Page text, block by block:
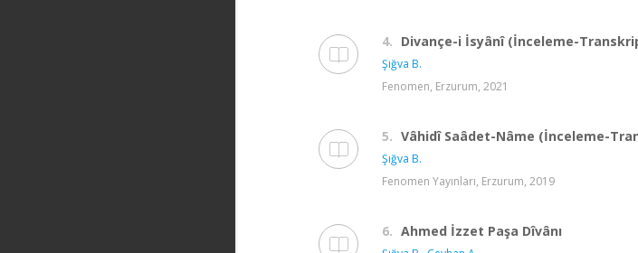
4. Divançe-i İsyânî (İnceleme-
Şığva B.
Fenomen, Erzurum, 2021
5. Vâhidî Saâdet-Nâme (İnceleme-
Şığva B.
Fenomen Yayınları, Erzurum, 2019
6. Ahmed İzzet Paşa Dîvânı